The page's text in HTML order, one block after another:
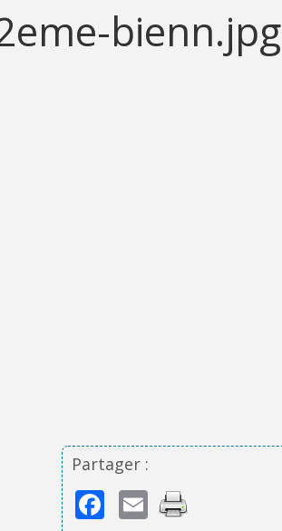
bienn.jpg
Partager :
Facebook
Email